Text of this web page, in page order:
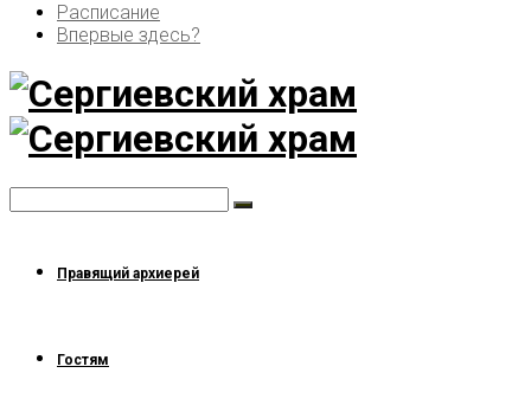
Расписание
Впервые здесь?
Правящий архиерей
Гостям